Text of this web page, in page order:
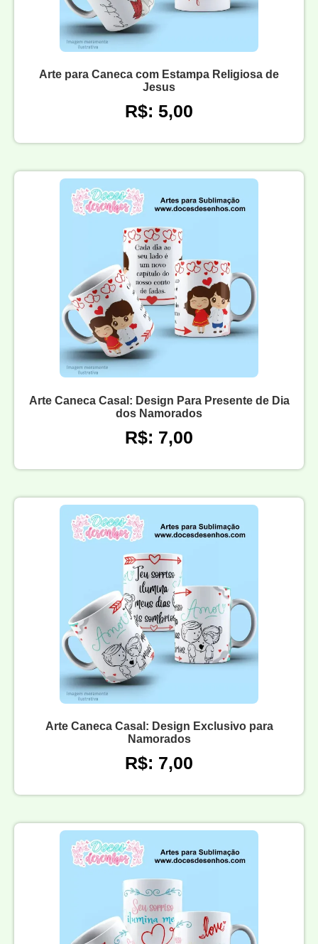
Arte para Caneca com Estampa Religiosa de
Jesus
R$: 5,00
Arte Caneca Casal: Design Para Presente de Dia
dos Namorados
R$: 7,00
Arte Caneca Casal: Design Exclusivo para
Namorados
R$: 7,00